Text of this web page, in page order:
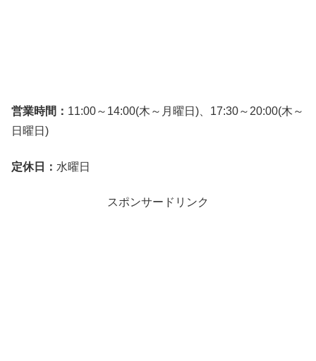
営業時間： 11:00～14:00(木～月曜日)、17:30～20:00(木～
日曜日)
定休日： 水曜日
スポンサードリンク